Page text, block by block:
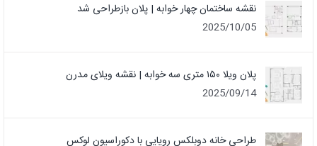
نقشه ساختمان چهار خوابه | پلان بازطراحی شد
2025/10/05
پلان ویلا ۱۵۰ متری سه خوابه | نقشه ویلای مدرن
2025/09/14
طراحی خانه دوبلکس رویایی با دکوراسیون لوکس